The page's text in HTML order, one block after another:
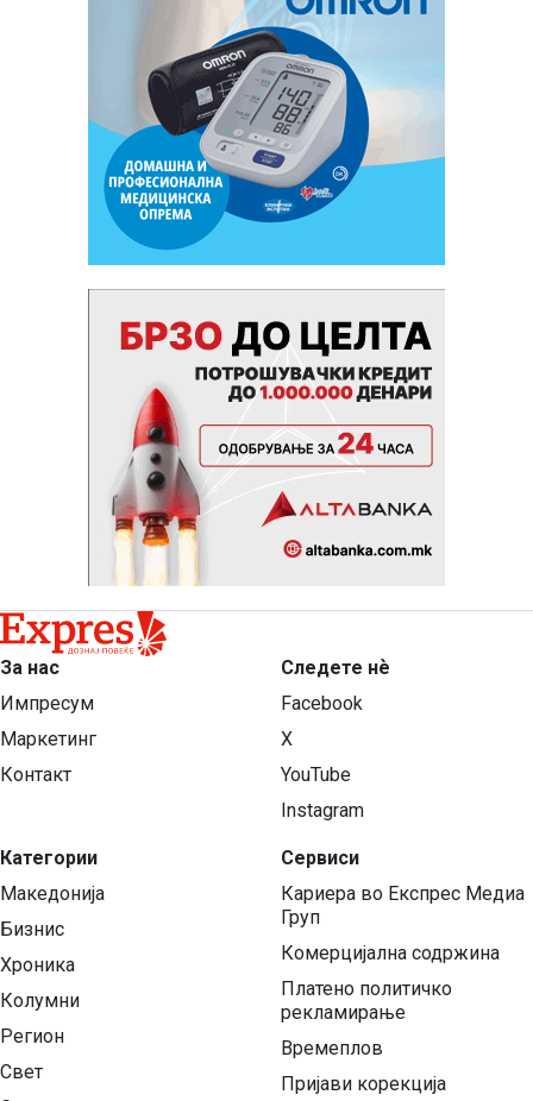
За нас
Импресум
Маркетинг
Контакт
Категории
Македонија
Бизнис
Хроника
Колумни
Регион
Свет
Следете нѐ
Facebook
X
YouTube
Instagram
Сервиси
Кариера во Експрес Медиа
Груп
Комерцијална содржина
Платено политичко
рекламирање
Времеплов
Пријави корекција